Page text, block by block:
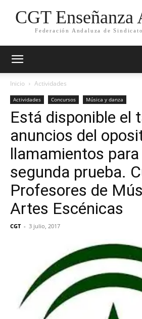
CGT Enseñanza
Federación Andaluza de
Inicio Actividades
Actividades Concursos Música y danza
Está disponible el
anuncios del
llamamientos
segunda prueba.
Profesores de
Artes Escénicas
CGT - 3 julio, 2017